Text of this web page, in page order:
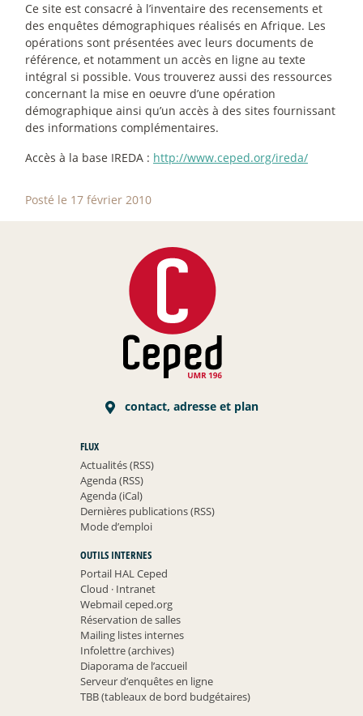
Ce site est consacré à l’inventaire des recensements et
des enquêtes démographiques réalisés en Afrique. Les
opérations sont présentées avec leurs documents de
référence, et notamment un accès en ligne au texte
intégral si possible. Vous trouverez aussi des ressources
concernant la mise en oeuvre d’une opération
démographique ainsi qu’un accès à des sites fournissant
des informations complémentaires.
Accès à la base IREDA : http://www.ceped.org/ireda/
Posté le 17 février 2010
contact, adresse et plan
FLUX
Actualités (RSS)
Agenda (RSS)
Agenda (iCal)
Dernières publications (RSS)
Mode d’emploi
OUTILS INTERNES
Portail HAL Ceped
Cloud ·Intranet
Webmail ceped.org
Réservation de salles
Mailing listes internes
Infolettre (archives)
Diaporama de l’accueil
Serveur d’enquêtes en ligne
TBB (tableaux de bord budgétaires)